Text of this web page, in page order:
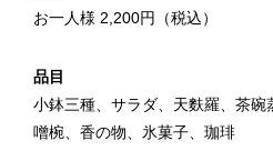
お一人様 2,200円（税込）
品目
小鉢三種、サラダ、天麩羅、茶
噌椀、香の物、氷菓子、珈琲